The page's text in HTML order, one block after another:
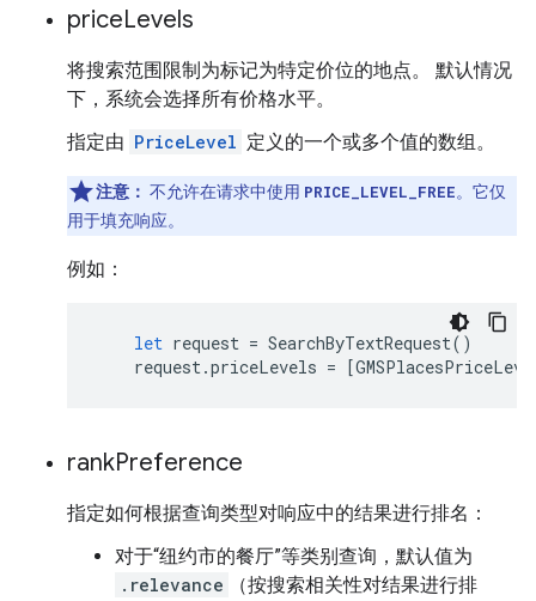
priceLevels
将搜索范围限制为标记为特定价位的地点。 默认情况
下，系统会选择所有价格水平。
指定由 PriceLevel 定义的一个或多个值的数组。
注意： 不允许在请求中使用 PRICE_LEVEL_FREE。它仅
用于填充响应。
例如：
let request = SearchByTextRequest()
request.priceLevels = [
rankPreference
指定如何根据查询类型对响应中的结果进行排名：
对于“纽约市的餐厅”等类别查询，默认值为
.relevance
（按搜索相关性对结果进行排